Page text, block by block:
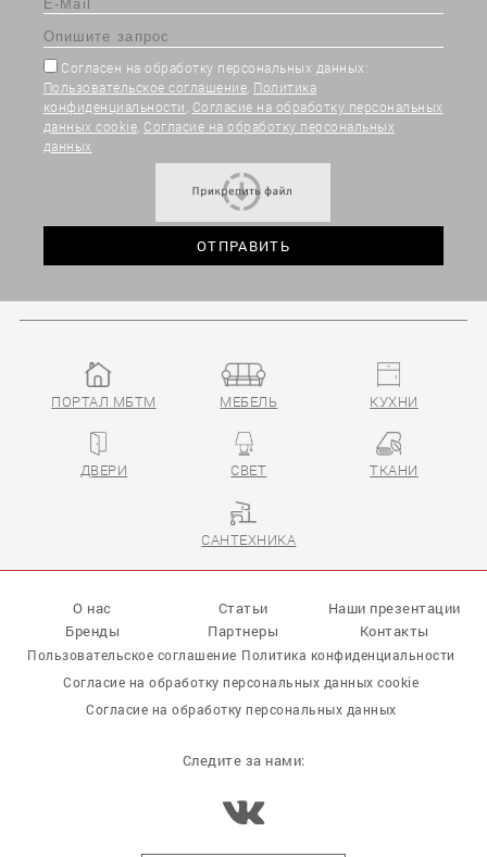
Согласен на обработку персональных данных:
Пользовательское соглашение Политика
конфиденциальности Согласие на обработку персональных
данных cookie Согласие на обработку персональных
данных
ПОРТАЛ МБТМ МЕБЕЛЬ КУХНИ
ДВЕРИ СВЕТ ТКАНИ
САНТЕХНИКА
О нас Статьи
Наши презентации
Бренды
Партнеры Контакты
Пользовательское соглашение Политика конфиденциальности
Согласие на обработку персональных данных cookie
Согласие на обработку персональных данных
Следите за нами: